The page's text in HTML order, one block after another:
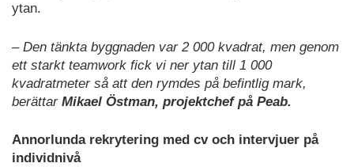
ytan.
– Den tänkta byggnaden var 2 000 kvadrat, men genom
ett starkt teamwork fick vi ner ytan till 1 000
kvadratmeter så att den rymdes på befintlig mark,
berättarMikael Östman, projektchef på Peab.
Annorlunda rekrytering med cv och intervjuer på
individnivå